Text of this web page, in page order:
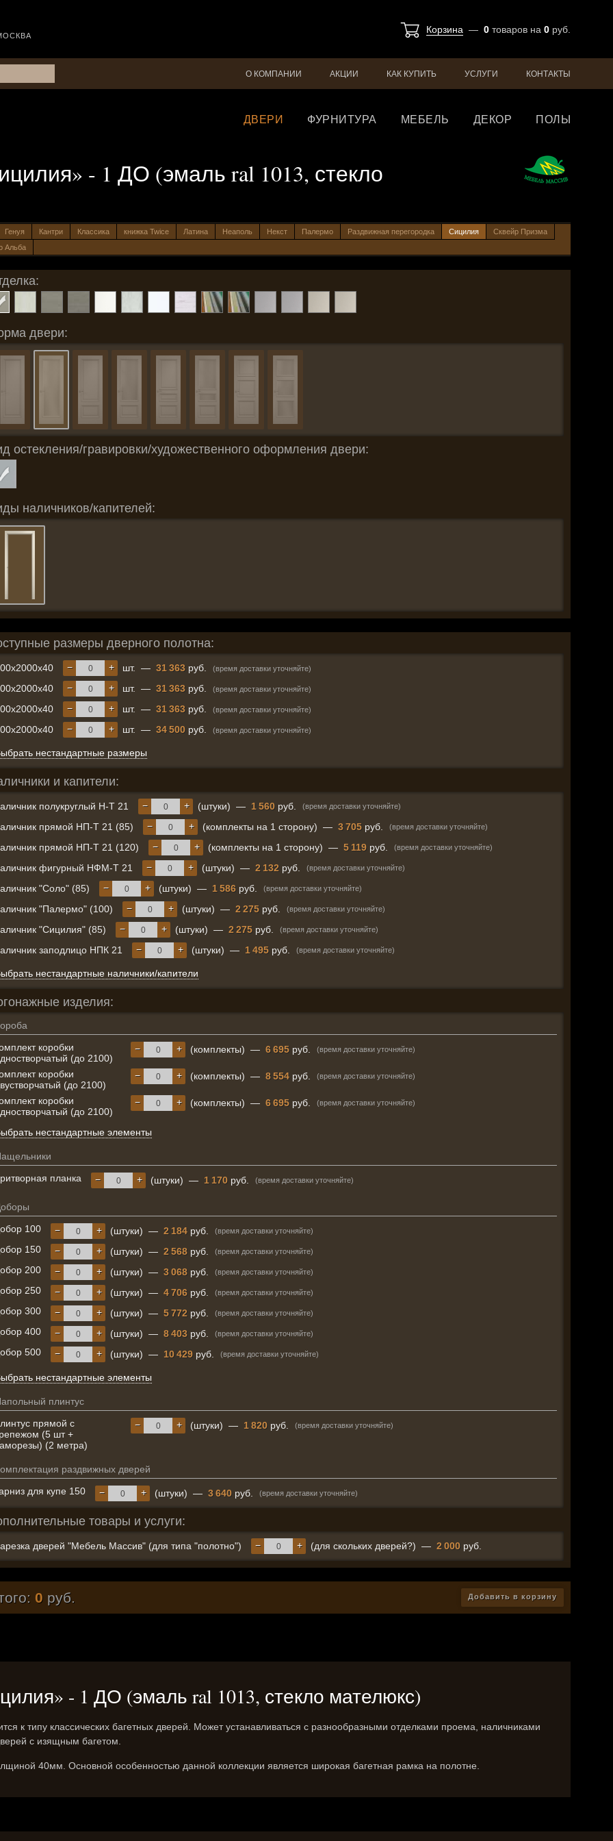
Корзина — 0 товаров на 0 руб.
О КОМПАНИИ АКЦИИ КАК КУПИТЬ УСЛУГИ КОНТАКТЫ
ДВЕРИ ФУРНИТУРА МЕБЕЛЬ ДЕКОР ПОЛЫ
- 1 ДО (эмаль ral 1013, стекло
Генуя Кантри Классика книжка Twice Латина Неаполь Некст Палермо Раздвижная перегородка Сицилия
Сквейр Призма
Альба
двери:
остекления/гравировки/художественного оформления двери:
наличников/капителей:
размеры дверного полотна:
+
− шт. — 31 363 руб. (время доставки уточняйте)
+
− шт. — 31 363 руб. (время доставки уточняйте)
+
− шт. — 31 363 руб. (время доставки уточняйте)
+
− шт. — 34 500 руб. (время доставки уточняйте)
нестандартные размеры
и капители:
полукруглый Н-Т 21 +
− (штуки) — 1 560 руб. (время доставки уточняйте)
прямой НП-Т 21 (85) +
− (комплекты на 1 сторону) — 3 705 руб. (время доставки уточняйте)
прямой НП-Т 21 (120) +
− (комплекты на 1 сторону) — 5 119 руб. (время доставки уточняйте)
фигурный НФМ-Т 21 +
− (штуки) — 2 132 руб. (время доставки уточняйте)
"Соло" (85) +
− (штуки) — 1 586 руб. (время доставки уточняйте)
"Палермо" (100) +
− (штуки) — 2 275 руб. (время доставки уточняйте)
"Сицилия" (85) +
− (штуки) — 2 275 руб. (время доставки уточняйте)
заподлицо НПК 21 +
− (штуки) — 1 495 руб. (время доставки уточняйте)
нестандартные наличники/капители
изделия:
коробки
(до 2100)
+
− (комплекты) — 6 695 руб. (время доставки уточняйте)
коробки
(до 2100)
+
− (комплекты) — 8 554 руб. (время доставки уточняйте)
коробки
(до 2100)
+
− (комплекты) — 6 695 руб. (время доставки уточняйте)
нестандартные элементы
планка
+
− (штуки) — 1 170 руб. (время доставки уточняйте)
100
+
− (штуки) — 2 184 руб. (время доставки уточняйте)
150 +
− (штуки) — 2 568 руб. (время доставки уточняйте)
200 +
− (штуки) — 3 068 руб. (время доставки уточняйте)
250 +
− (штуки) — 4 706 руб. (время доставки уточняйте)
300 +
− (штуки) — 5 772 руб. (время доставки уточняйте)
400 +
− (штуки) — 8 403 руб. (время доставки уточняйте)
500 +
− (штуки) — 10 429 руб. (время доставки уточняйте)
нестандартные элементы
плинтус
прямой с
(5 шт +
(2 метра)
+
− (штуки) — 1 820 руб. (время доставки уточняйте)
раздвижных дверей
для купе 150
+
− (штуки) — 3 640 руб. (время доставки уточняйте)
товары и услуги:
дверей "Мебель Массив" (для типа "полотно") +
− (для скольких дверей?) — 2 000 руб.
0 руб. Добавить в корзину
- 1 ДО (эмаль ral 1013, стекло мателюкс)
к типу классических багетных дверей. Может устанавливаться с разнообразными отделками проема, наличниками
с изящным багетом.
40мм. Основной особенностью данной коллекции является широкая багетная рамка на полотне.